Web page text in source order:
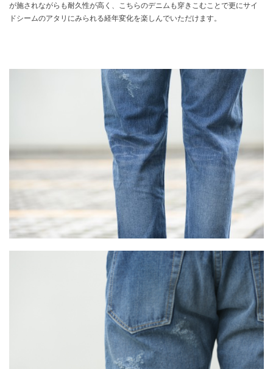
が施されながらも耐久性が高く、こちらのデニムも穿きこむことで更にサイ
ドシームのアタリにみられる経年変化を楽しんでいただけます。